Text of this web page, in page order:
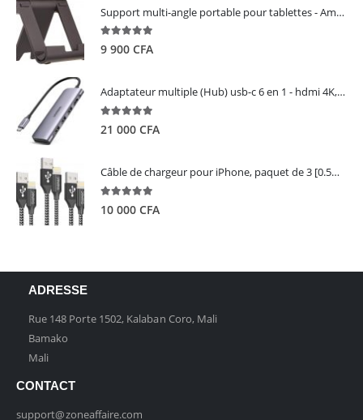
Support multi-angle portable pour tablettes - Amazon Basics
5.00out of 5
9 900 CFA
Adaptateur multiple (Hub) usb-c 6 en 1 - hdmi 4K, 3 ports USB 3.0 et lecteur de carte sd tf - UGREEN
5.00out of 5
21 000 CFA
Câble de chargeur pour iPhone, paquet de 3 [0.5M 1M 2M] - GIANAC
5.00out of 5
10 000 CFA
ADRESSE
Rue 148 Porte 1502, Kalaban Coro, Mali
Bamako
Mali
CONTACT
support@zoneaffaire.com